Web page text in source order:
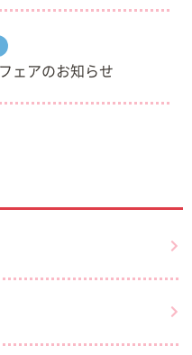
ェアのお知らせ